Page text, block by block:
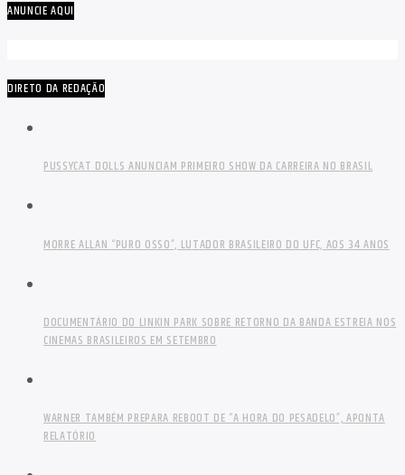
ANUNCIE AQUI
DIRETO DA REDAÇÃO
PUSSYCAT DOLLS ANUNCIAM PRIMEIRO SHOW DA CARREIRA NO BRASIL
MORRE ALLAN “PURO OSSO”, LUTADOR BRASILEIRO DO UFC, AOS 34 ANOS
DOCUMENTÁRIO DO LINKIN PARK SOBRE RETORNO DA BANDA ESTREIA NOS
CINEMAS BRASILEIROS EM SETEMBRO
WARNER TAMBÉM PREPARA REBOOT DE “A HORA DO PESADELO”, APONTA
RELATÓRIO